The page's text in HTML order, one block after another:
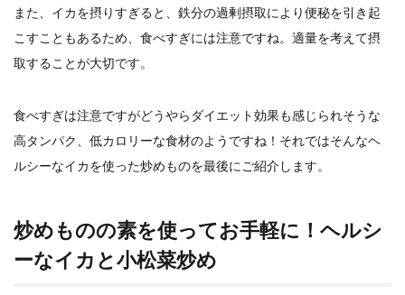
また、イカを摂りすぎると、鉄分の過剰摂取により便秘を引き起
こすこともあるため、食べすぎには注意ですね。適量を考えて摂
取することが大切です。
食べすぎは注意ですがどうやらダイエット効果も感じられそうな
高タンパク、低カロリーな食材のようですね！それではそんなヘ
ルシーなイカを使った炒めものを最後にご紹介します。
炒めものの素を使ってお手軽に！ヘルシ
ーなイカと小松菜炒め